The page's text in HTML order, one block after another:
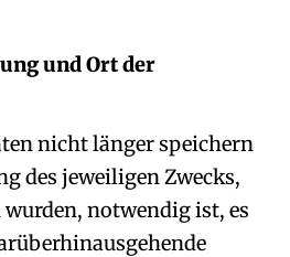
und Ort der
nicht länger speichern
des jeweiligen Zwecks,
notwendig ist, es